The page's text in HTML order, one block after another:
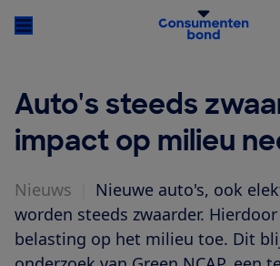
Auto's steeds
impact op milieu
Nieuws
Nieuwe auto's, ook
worden steeds zwaarder.
belasting op het milieu toe. Dit